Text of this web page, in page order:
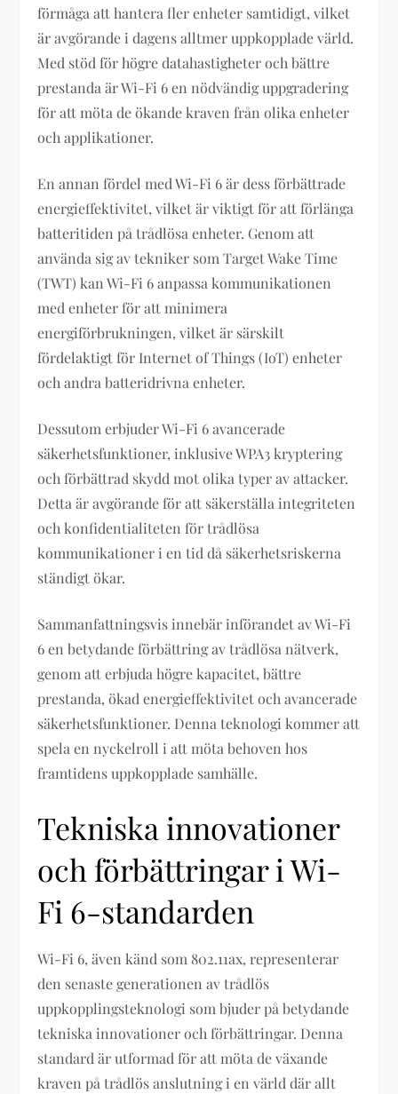
förmåga att hantera fler enheter samtidigt, vilket
är avgörande i dagens alltmer uppkopplade värld.
Med stöd för högre datahastigheter och bättre
prestanda är Wi-Fi 6 en nödvändig uppgradering
för att möta de ökande kraven från olika enheter
och applikationer.
En annan fördel med Wi-Fi 6 är dess förbättrade
energieffektivitet, vilket är viktigt för att förlänga
batteritiden på trådlösa enheter. Genom att
använda sig av tekniker som Target Wake Time
(TWT) kan Wi-Fi 6 anpassa kommunikationen
med enheter för att minimera
energiförbrukningen, vilket är särskilt
fördelaktigt för Internet of Things (IoT) enheter
och andra batteridrivna enheter.
Dessutom erbjuder Wi-Fi 6 avancerade
säkerhetsfunktioner, inklusive WPA3 kryptering
och förbättrad skydd mot olika typer av attacker.
Detta är avgörande för att säkerställa integriteten
och konfidentialiteten för trådlösa
kommunikationer i en tid då säkerhetsriskerna
ständigt ökar.
Sammanfattningsvis innebär införandet av Wi-Fi
6 en betydande förbättring av trådlösa nätverk,
genom att erbjuda högre kapacitet, bättre
prestanda, ökad energieffektivitet och avancerade
säkerhetsfunktioner. Denna teknologi kommer att
spela en nyckelroll i att möta behoven hos
framtidens uppkopplade samhälle.
Tekniska innovationer
och förbättringar i Wi-
Fi 6-standarden
Wi-Fi 6, även känd som 802.11ax, representerar
den senaste generationen av trådlös
uppkopplingsteknologi som bjuder på betydande
tekniska innovationer och förbättringar. Denna
standard är utformad för att möta de växande
kraven på trådlös anslutning i en värld där allt